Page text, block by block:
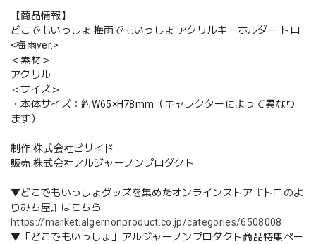
【商品情報】
どこでもいっしょ 梅雨でもいっしょ アクリルキーホルダー トロ
<梅雨ver.>
＜素材＞
アクリル
＜サイズ＞
・本体サイズ：約W65×H78mm（キャラクターによって異なり
ます）
制作:株式会社ビサイド
販売:株式会社アルジャーノンプロダクト
▼どこでもいっしょグッズを集めたオンラインストア『トロのよ
りみち屋』はこちら
https://market.algernonproduct.co.jp/categories/6508008
▼「どこでもいっしょ」アルジャーノンプロダクト商品特集ペー